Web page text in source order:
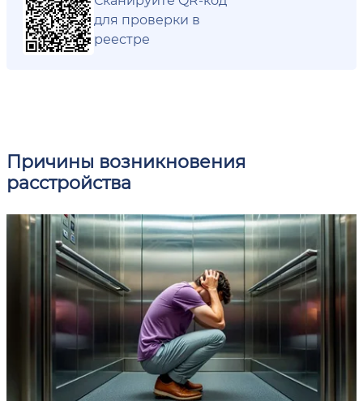
для проверки в
реестре
Причины возникновения
расстройства